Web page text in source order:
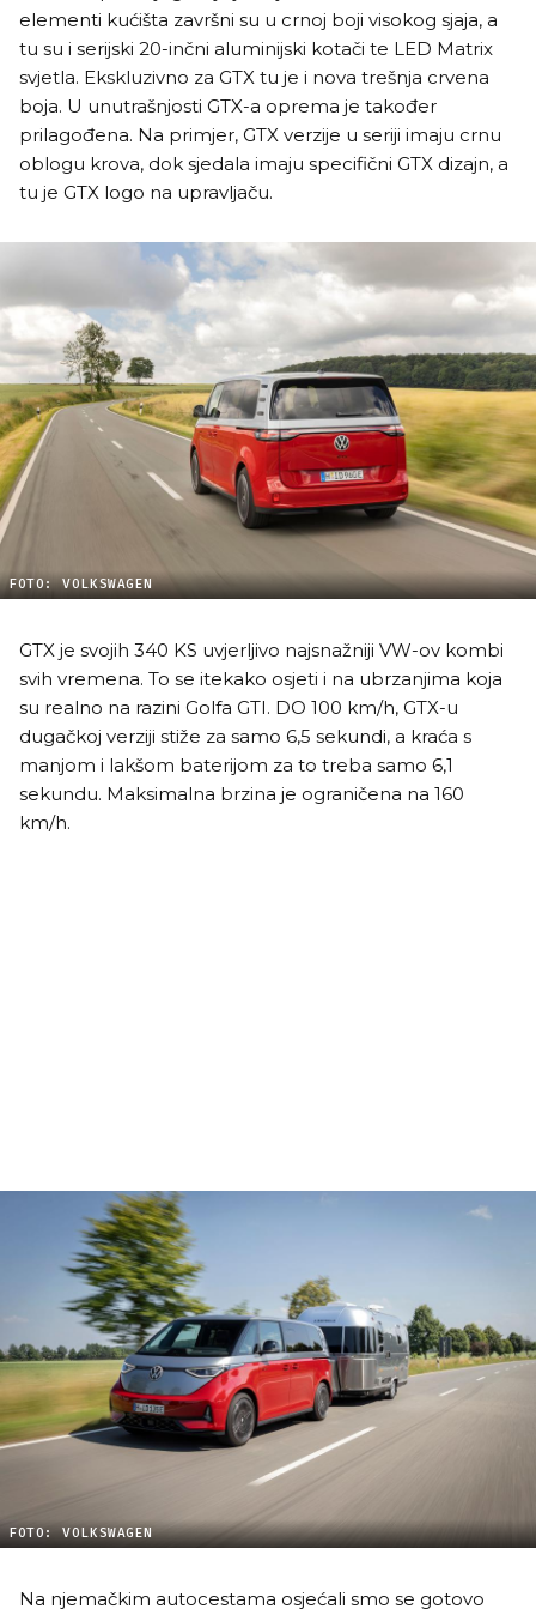
elementi kućišta završni su u crnoj boji visokog sjaja, a
tu su i serijski 20-inčni aluminijski kotači te LED Matrix
svjetla. Ekskluzivno za GTX tu je i nova trešnja crvena
boja. U unutrašnjosti GTX-a oprema je također
prilagođena. Na primjer, GTX verzije u seriji imaju crnu
oblogu krova, dok sjedala imaju specifični GTX dizajn, a
tu je GTX logo na upravljaču.
FOTO: VOLKSWAGEN
GTX je svojih 340 KS uvjerljivo najsnažniji VW-ov kombi
svih vremena. To se itekako osjeti i na ubrzanjima koja
su realno na razini Golfa GTI. DO 100 km/h, GTX-u
dugačkoj verziji stiže za samo 6,5 sekundi, a kraća s
manjom i lakšom baterijom za to treba samo 6,1
sekundu. Maksimalna brzina je ograničena na 160
km/h.
FOTO: VOLKSWAGEN
Na njemačkim autocestama osjećali smo se gotovo